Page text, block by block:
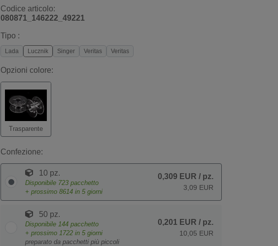
Codice articolo:
080871_146222_49221
Tipo :
Lada Lucznik Singer Veritas Veritas
Opzioni colore:
Trasparente
Confezione:
10 pz.
Disponibile 723 pacchetto
+ prossimo 8614 in 5 giorni
0,309 EUR / pz.
3,09 EUR
50 pz.
Disponibile 144 pacchetto
+ prossimo 1722 in 5 giorni
preparato da pacchetti più piccoli
0,201 EUR / pz.
10,05 EUR